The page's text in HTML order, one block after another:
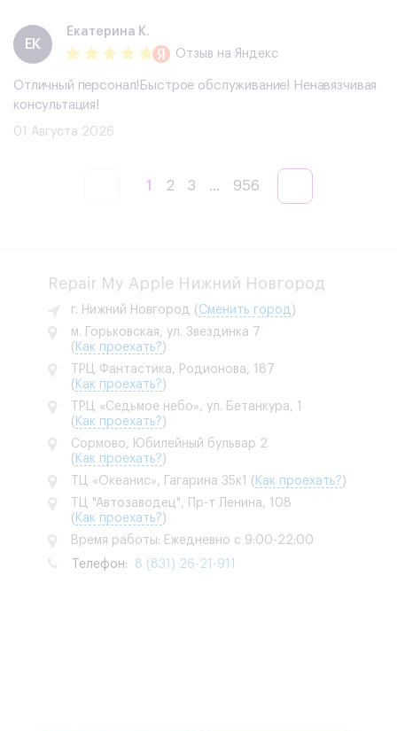
ЕК
Екатерина К.
Отзыв на Яндекс
Отличный персонал!Быстрое обслуживание! Ненавязчивая
консультация!
01 Августа 2026
1 2 3 ... 956
Repair My Apple Нижний Новгород
г. Нижний Новгород ( Сменить город )
м. Горьковская, ул. Звездинка 7
( Как проехать? )
ТРЦ Фантастика, Родионова, 187
( Как проехать? )
ТРЦ «Седьмое небо», ул. Бетанкура, 1
( Как проехать? )
Сормово, Юбилейный бульвар 2
( Как проехать? )
ТЦ «Океанис», Гагарина 35к1
( Как проехать? )
ТЦ "Автозаводец", Пр-т Ленина, 108
( Как проехать? )
Время работы: Ежедневно с 9:00-22:00
Телефон: 8 (831) 26-21-911